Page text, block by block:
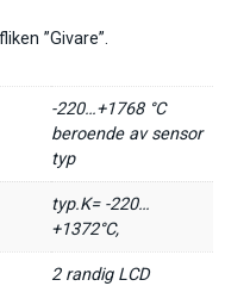
”Givare”.
-220…+1768 °C
beroende av sensor
typ
typ.K= -220…
+1372°C,
2 randig LCD